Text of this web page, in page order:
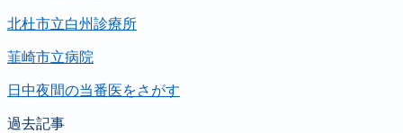
北杜市立白州診療所
韮崎市立病院
日中夜間の当番医をさがす
過去記事